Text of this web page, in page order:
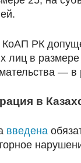
КоАП РК
лиц в
— в
в
введена